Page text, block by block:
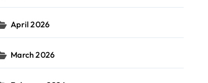
April 2026
March 2026